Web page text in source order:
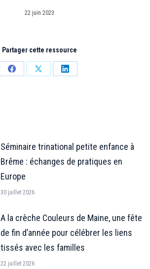
22 juin 2023
Partager cette ressource
PartagerPartagerPartager
Séminaire trinational petite enfance à
Brême : échanges de pratiques en
Europe
30 juillet 2026
A la crèche Couleurs de Maine, une fête
de fin d’année pour célébrer les liens
tissés avec les familles
22 juillet 2026